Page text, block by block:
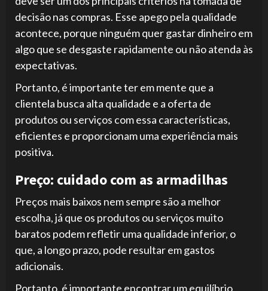
decisão nas compras. Esse apego pela qualidade
acontece, porque ninguém quer gastar dinheiro em
algo que se desgaste rapidamente ou não atenda às
expectativas.
Portanto, é importante ter em mente que a
clientela busca alta qualidade e a oferta de
produtos ou serviços com essa características,
eficientes e proporcionam uma experiência mais
positiva.
Preço: cuidado com as armadilhas
Preços mais baixos nem sempre são a melhor
escolha, já que os produtos ou serviços muito
baratos podem refletir uma qualidade inferior, o
que, a longo prazo, pode resultar em gastos
adicionais.
Portanto, é importante encontrar um equilíbrio